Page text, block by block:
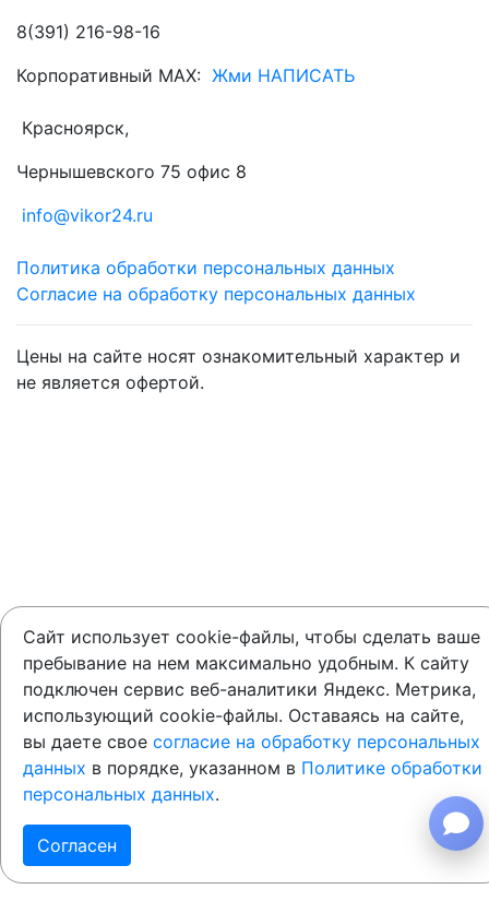
8(391) 216-98-16
Корпоративный MAX: Жми НАПИСАТЬ
Красноярск,
Чернышевского 75 офис 8
info@vikor24.ru
Политика обработки персональных данных
Согласие на обработку персональных данных
Цены на сайте носят ознакомительный характер и
не является офертой.
Сайт использует cookie-файлы, чтобы сделать ваше
пребывание на нем максимально удобным. К cайту
подключен сервис веб-аналитики Яндекс. Метрика,
использующий cookie-файлы. Оставаясь на сайте,
вы даете свое согласие на обработку персональных
данных в порядке, указанном в Политике обработки
персональных данных.
Согласен